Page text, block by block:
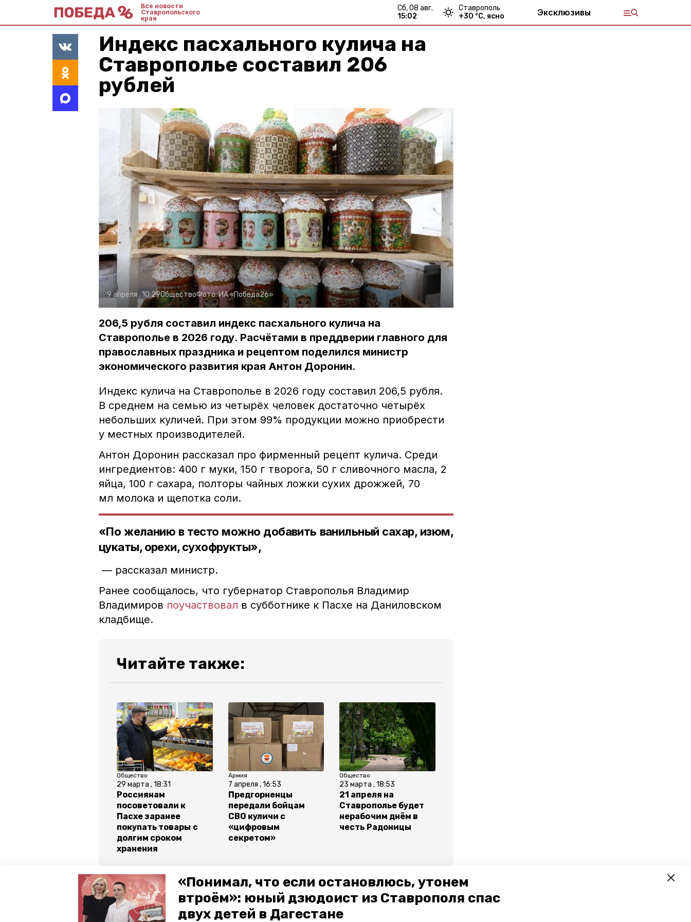
«Понимал, что если остановлюсь, утонем
втроём»: юный дзюдоист из Ставрополя спас
двух детей в Дагестане
Все новости
Ставропольского
края
сб, 08 авг.
15:02
Ставрополь
+30 °С, ясно Эксклюзивы
Индекс пасхального кулича на
Ставрополье составил 206
рублей
9 апреля , 10:29ОбществоФото:ИА «Победа26»
206,5 рубля составил индекс пасхального кулича на
Ставрополье в 2026 году. Расчётами в преддверии главного для
православных праздника и рецептом поделился министр
экономического развития края Антон Доронин.
Индекс кулича на Ставрополье в 2026 году составил 206,5 рубля.
В среднем на семью из четырёх человек достаточно четырёх
небольших куличей. При этом 99% продукции можно приобрести
у местных производителей.
Антон Доронин рассказал про фирменный рецепт кулича. Среди
ингредиентов: 400 г муки, 150 г творога, 50 г сливочного масла, 2
яйца, 100 г сахара, полторы чайных ложки сухих дрожжей, 70
мл молока и щепотка соли.
«По желанию в тесто можно добавить ванильный сахар, изюм,
цукаты, орехи, сухофрукты»,
— рассказал министр.
Ранее сообщалось, что губернатор Ставрополья Владимир
Владимиров поучаствовал в субботнике к Пасхе на Даниловском
кладбище.
Читайте также:
Общество
29 марта , 18:31
Россиянам
посоветовали к
Пасхе заранее
покупать товары с
долгим сроком
хранения
Армия
7 апреля , 16:53
Предгорненцы
передали бойцам
СВО куличи с
«цифровым
секретом»
Общество
23 марта , 18:53
21 апреля на
Ставрополье будет
нерабочим днём в
честь Радоницы
Все новости
пасха кулич минэкономиразвития ставропольский край